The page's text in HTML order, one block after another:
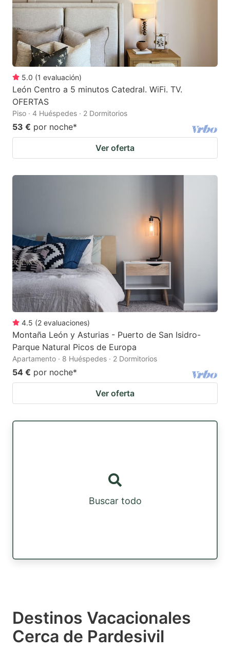
5.0 (1 evaluación)
León Centro a 5 minutos Catedral. WiFi. TV.
OFERTAS
Piso · 4 Huéspedes · 2 Dormitorios
53 € por noche*
Ver oferta
4.5 (2 evaluaciones)
Montaña León y Asturias - Puerto de San Isidro-
Parque Natural Picos de Europa
Apartamento · 8 Huéspedes · 2 Dormitorios
54 € por noche*
Ver oferta
Buscar todo
Destinos Vacacionales
Cerca de Pardesivil